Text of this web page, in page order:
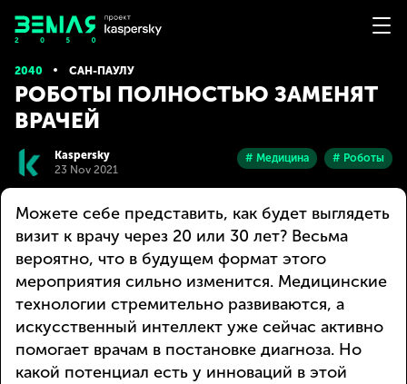
2040 САН-ПАУЛУ
РОБОТЫ ПОЛНОСТЬЮ ЗАМЕНЯТ
ВРАЧЕЙ
Kaspersky
23 Nov 2021
# Медицина # Роботы
Можете себе представить, как будет выглядеть
визит к врачу через 20 или 30 лет? Весьма
вероятно, что в будущем формат этого
мероприятия сильно изменится. Медицинские
технологии стремительно развиваются, а
искусственный интеллект уже сейчас активно
помогает врачам в постановке диагноза. Но
какой потенциал есть у инноваций в этой